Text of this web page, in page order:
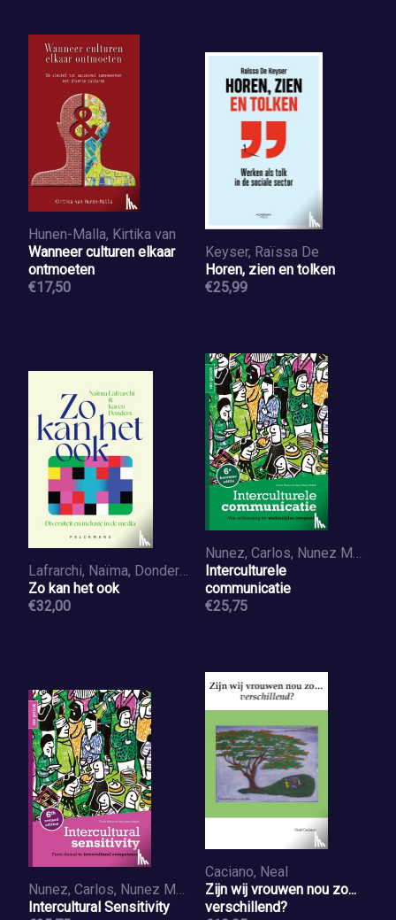
Hunen-Malla, Kirtika van
Wanneer culturen elkaar
ontmoeten
€17,50
Keyser, Raïssa De
Horen, zien en tolken
€25,99
Lafrarchi, Naïma, Donders, Karen
Zo kan het ook
€32,00
Nunez, Carlos, Nunez Mahdi, Raya, Popma, Laura
Interculturele
communicatie
€25,75
Nunez, Carlos, Nunez Mahdi, Raya, Popma, Laura
Intercultural Sensitivity
Caciano, Neal
Zijn wij vrouwen nou zo...
verschillend?